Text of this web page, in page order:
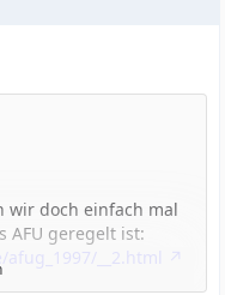
wir doch einfach mal
AFU geregelt ist:
__2.html
ist doch alles gesagt